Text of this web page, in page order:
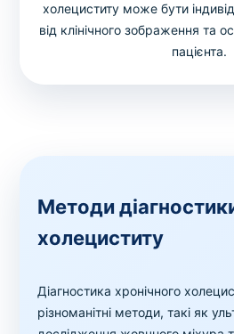
холециститу може бути
від клінічного зображення та
пацієнта.
Методи
холециститу
Діагностика хронічного
різноманітні методи, такі як